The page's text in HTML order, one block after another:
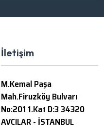
İletişim
M.Kemal Paşa
Mah.Firuzköy Bulvarı
No:201 1.Kat D:3 34320
AVCILAR - İSTANBUL